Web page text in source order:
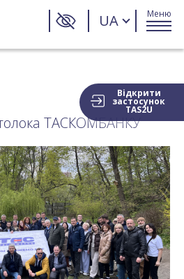
UA Меню
Відкрити
застосунок
TAS2U
ТАСКОМБАНКУ